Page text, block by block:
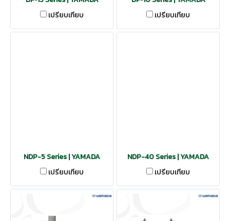
เปรียบเทียบ
เปรียบเทียบ
NDP-5 Series | YAMADA
เปรียบเทียบ
NDP-40 Series | YAMADA
เปรียบเทียบ